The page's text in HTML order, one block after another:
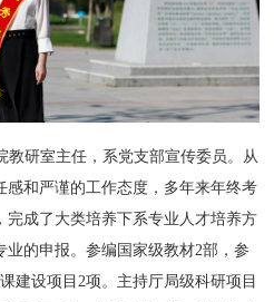
教研室主任，系党支部宣传委员。从
感和严谨的工作态度，多年来年终考
完成了大类培养下系专业人才培养方
的申报。参编国家级教材2部，参
建设项目2项。主持厅局级科研项目